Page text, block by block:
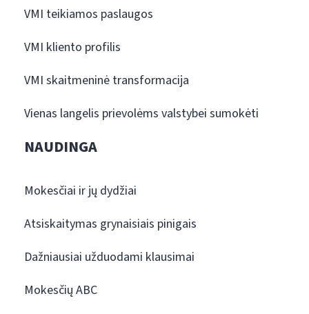
VMI teikiamos paslaugos
VMI kliento profilis
VMI skaitmeninė transformacija
Vienas langelis prievolėms valstybei sumokėti
NAUDINGA
Mokesčiai ir jų dydžiai
Atsiskaitymas grynaisiais pinigais
Dažniausiai užduodami klausimai
Mokesčių ABC